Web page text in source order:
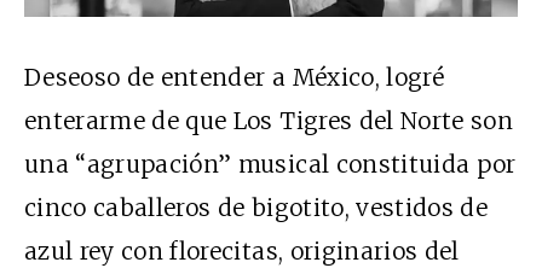
Deseoso de entender a México, logré
enterarme de que Los Tigres del Norte son
una “agrupación” musical constituida por
cinco caballeros de bigotito, vestidos de
azul rey con florecitas, originarios del